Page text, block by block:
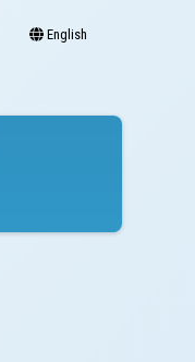
English